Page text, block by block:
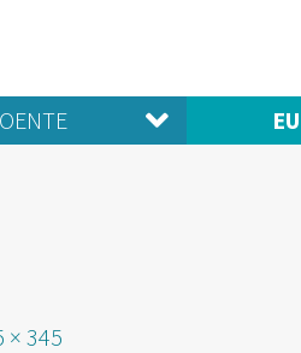
EU
× 345